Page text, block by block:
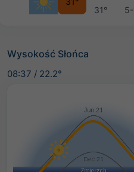
31°
Wysokość Słońca
08:37 / 22.2°